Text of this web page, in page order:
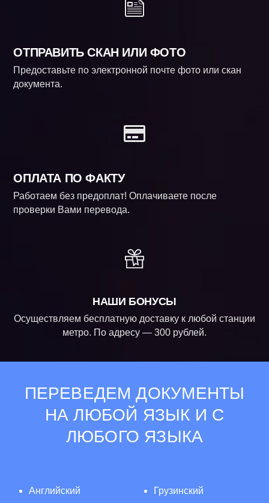
ОТПРАВИТЬ СКАН ИЛИ ФОТО
Предоставьте по электронной почте фото или скан
документа.
ОПЛАТА ПО ФАКТУ
Работаем без предоплат! Оплачиваете после
проверки Вами перевода.
НАШИ БОНУСЫ
Осуществляем бесплатную доставку к любой станции
метро. По адресу — 300 рублей.
ПЕРЕВЕДЕМ ДОКУМЕНТЫ
НА ЛЮБОЙ ЯЗЫК И С
ЛЮБОГО ЯЗЫКА
Английский
Грузинский